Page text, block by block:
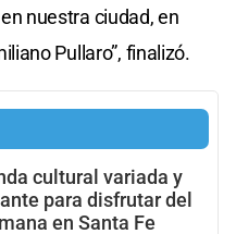
nuestra ciudad, en
Pullaro”, finalizó.
cultural variada y
para disfrutar del
en Santa Fe